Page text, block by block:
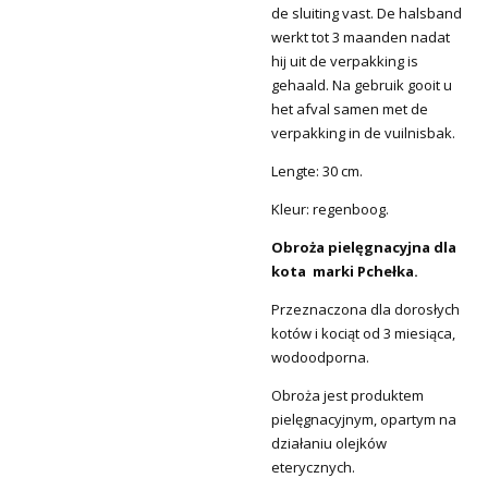
de sluiting vast. De halsband
werkt tot 3 maanden nadat
hij uit de verpakking is
gehaald. Na gebruik gooit u
het afval samen met de
verpakking in de vuilnisbak.
Lengte: 30 cm.
Kleur: regenboog.
Obroża pielęgnacyjna dla
kota marki Pchełka.
Przeznaczona dla dorosłych
kotów i kociąt od 3 miesiąca,
wodoodporna.
Obroża jest produktem
pielęgnacyjnym, opartym na
działaniu olejków
eterycznych.